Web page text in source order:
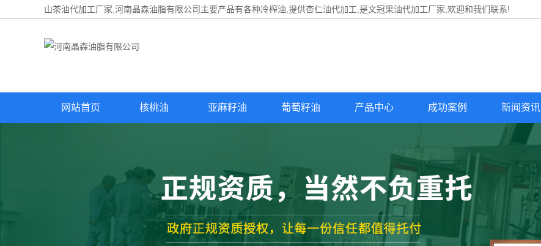
山茶油代加工厂家,河南晶森油脂有限公司主要产品有各种冷榨油,提供杏仁油代加工 ,是文冠果油代加工厂家,欢迎和我们联系!
网站首页 核桃油 亚麻籽油 葡萄籽油 产品中心 成功案例 新闻资讯